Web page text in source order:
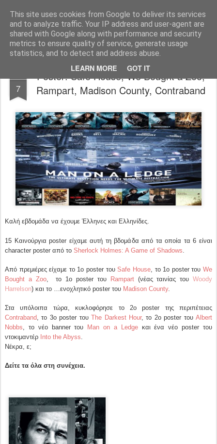
This site uses cookies from Google to deliver its services
and to analyze traffic. Your IP address and user-agent are
shared with Google along with performance and security
metrics to ensure quality of service, generate usage
statistics, and to detect and address abuse.
LEARN MORE GOT IT
FilmBoy
7
Poster: Safe House, We Bought a Zoo,
Rampart, Madison County, Contraband
Καλή εβδομάδα να έχουμε Έλληνες και Ελληνίδες.
15 Καινούργια poster είχαμε αυτή τη βδομάδα από τα οποία τα 6 είναι
character poster από το Sherlock Holmes: A Game of Shadows.
Από πρεμιέρες είχαμε το 1ο poster τουSafe House, το 1ο poster τουWe
Bought a Zoo, το 1ο poster του Rampart (νέας ταινίας τουWoody
Harrelson) και το …ενοχλητικό poster του Madison County.
Στα υπόλοιπα τώρα, κυκλοφόρησε το 2ο poster της περιπέτειας
Contraband, το 3ο poster τουThe Darkest Hour, το 2ο poster τουAlbert
Nobbs, το νέο banner του Man on a Ledgeκαι ένα νέο poster του
ντοκιμαντέρ Into the Abyss.
Νέκρα, ε;
Δείτε τα όλα στη συνέχεια.